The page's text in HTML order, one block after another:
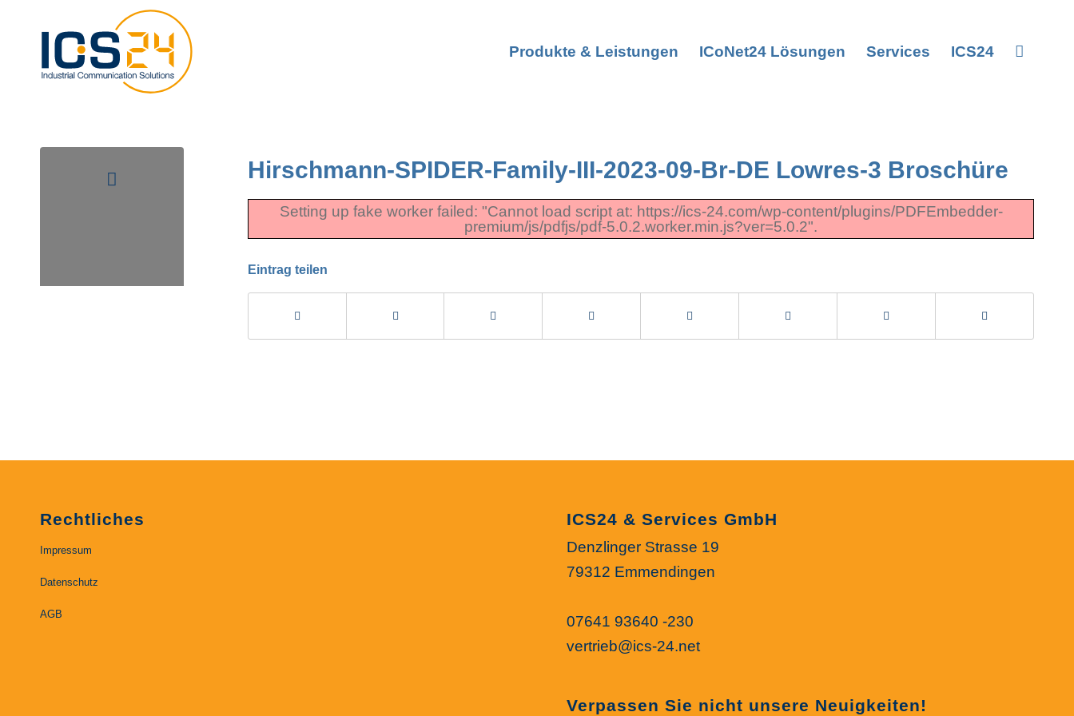
Produkte & Leistungen ICoNet24 Lösungen Services ICS24
Hirschmann-SPIDER-Family-III-2023-09-Br-DE Lowres-3 Broschüre
Setting up fake worker failed: "Cannot load script at: https://ics-24.com/wp-content/plugins/PDFEmbedder-
premium/js/pdfjs/pdf-5.0.2.worker.min.js?ver=5.0.2".
Eintrag teilen
Rechtliches
Impressum
Datenschutz
AGB
ICS24 & Services GmbH
Denzlinger Strasse 19
79312 Emmendingen
07641 93640 -230
vertrieb@ics-24.net
Verpassen Sie nicht unsere Neuigkeiten!